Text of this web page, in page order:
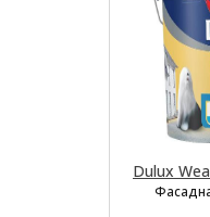
Dulux